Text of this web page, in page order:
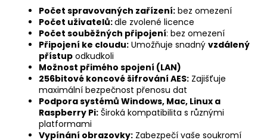
Počet spravovaných zařízení: bez omezení
Počet uživatelů:dle zvolené licence
Počet souběžných připojení: bez omezení
Připojení ke cloudu: Umožňuje snadný vzdálený
přístup odkudkoli
Možnost přimého spojení (LAN)
256bitové koncové šifrování AES: Zajišťuje
maximální bezpečnost přenosu dat
Podpora systémů Windows, Mac, Linux a
Raspberry Pi: Široká kompatibilita s různými
platformami
Vypínání obrazovky: Zabezpečí vaše soukromí
ROK
403